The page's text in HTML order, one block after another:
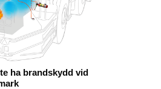
ha brandskydd vid